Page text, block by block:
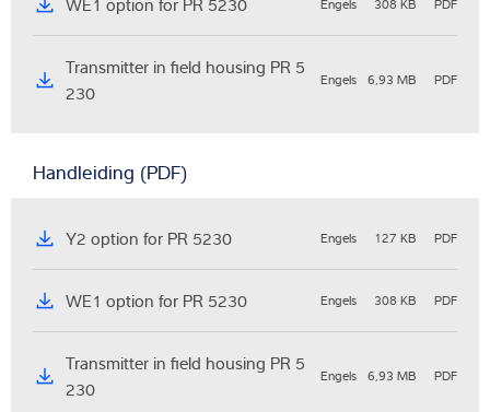
Transmitter in field housing PR 5
230
Engels 6,93 MB PDF
Handleiding (PDF)
Y2 option for PR 5230 Engels 127 KB PDF
WE1 option for PR 5230 Engels 308 KB PDF
Transmitter in field housing PR 5
230
Engels 6,93 MB PDF